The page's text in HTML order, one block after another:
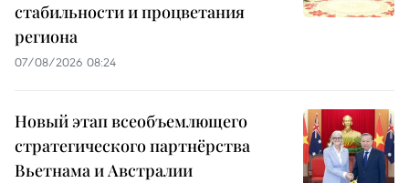
стабильности и процветания
региона
07/08/2026 08:24
Новый этап всеобъемлющего
стратегического партнёрства
Вьетнама и Австралии